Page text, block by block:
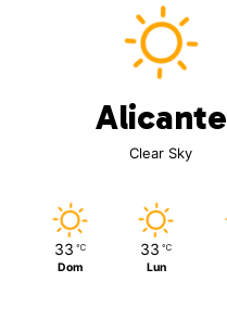
Alicante
Clear Sky
33 ℃
Dom
33 ℃
Lun